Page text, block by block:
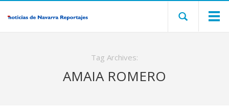
Tag Archives:
AMAIA ROMERO